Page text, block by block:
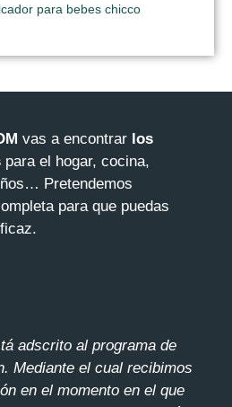
para bebes chicco
vas a encontrar los
para el hogar, cocina,
Pretendemos
para que puedas
adscrito al programa de
Mediante el cual recibimos
en el momento en el que